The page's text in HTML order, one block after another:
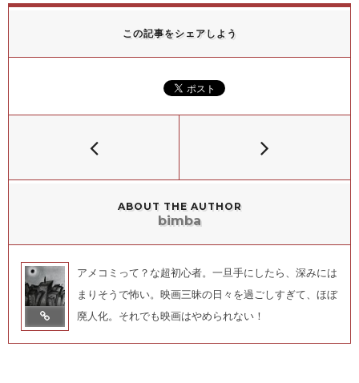
この記事をシェアしよう
ABOUT THE AUTHOR
bimba
アメコミって？な超初心者。一旦手にしたら、深みには
まりそうで怖い。映画三昧の日々を過ごしすぎて、ほぼ
廃人化。それでも映画はやめられない！